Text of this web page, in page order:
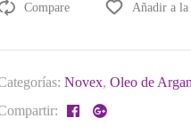
Compare Añadir a la
Novex,Oleo de Argan